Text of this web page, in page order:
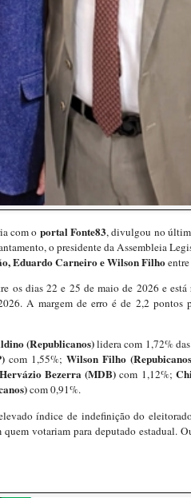
com o portal Fonte83, divulgou no
o presidente da Assembleia
Eduardo Carneiro e Wilson Filho
os dias 22 e 25 de maio de 2026 e
A margem de erro é de 2,2 pontos
(Republicanos)lidera com 1,72%
com 1,55%; Wilson Filho
Hervázio Bezerra (MDB) com 1,12%;
com 0,91%.
índice de indefinição do
quem votariam para deputado estadual.